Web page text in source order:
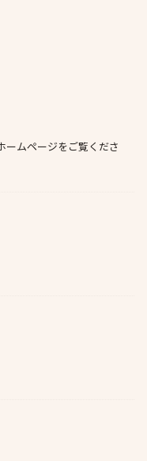
ームページをご覧くださ